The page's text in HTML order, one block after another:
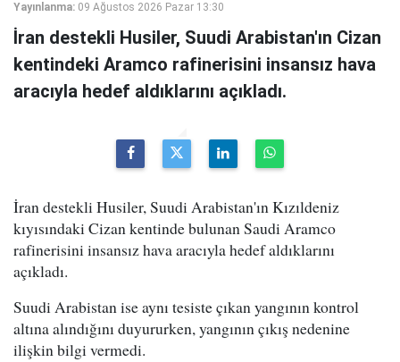
Yayınlanma: 09 Ağustos 2026 Pazar 13:30
İran destekli Husiler, Suudi Arabistan'ın Cizan
kentindeki Aramco rafinerisini insansız hava
aracıyla hedef aldıklarını açıkladı.
İran destekli Husiler, Suudi Arabistan'ın Kızıldeniz
kıyısındaki Cizan kentinde bulunan Saudi Aramco
rafinerisini insansız hava aracıyla hedef aldıklarını
açıkladı.
Suudi Arabistan ise aynı tesiste çıkan yangının kontrol
altına alındığını duyururken, yangının çıkış nedenine
ilişkin bilgi vermedi.